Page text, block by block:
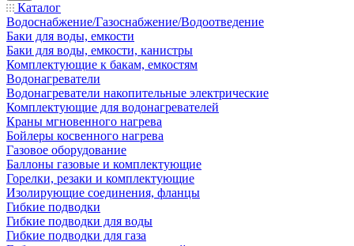
Каталог
Водоснабжение/Газоснабжение/Водоотведение
Баки для воды, емкости
Баки для воды, емкости, канистры
Комплектующие к бакам, емкостям
Водонагреватели
Водонагреватели накопительные электрические
Комплектующие для водонагревателей
Краны мгновенного нагрева
Бойлеры косвенного нагрева
Газовое оборудование
Баллоны газовые и комплектующие
Горелки, резаки и комплектующие
Изолирующие соединения, фланцы
Гибкие подводки
Гибкие подводки для воды
Гибкие подводки для газа